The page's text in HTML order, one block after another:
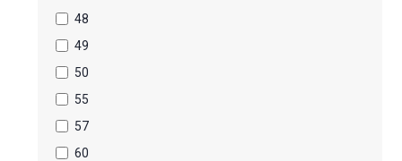
48
49
50
55
57
60